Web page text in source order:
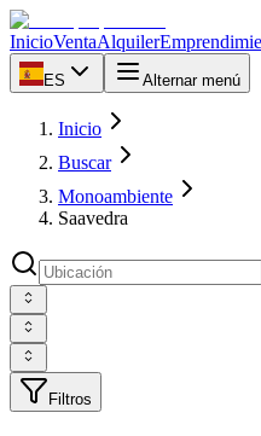
InicioVentaAlquiler
ES Alternar menú
Inicio
Buscar
Monoambiente
Saavedra
Filtros